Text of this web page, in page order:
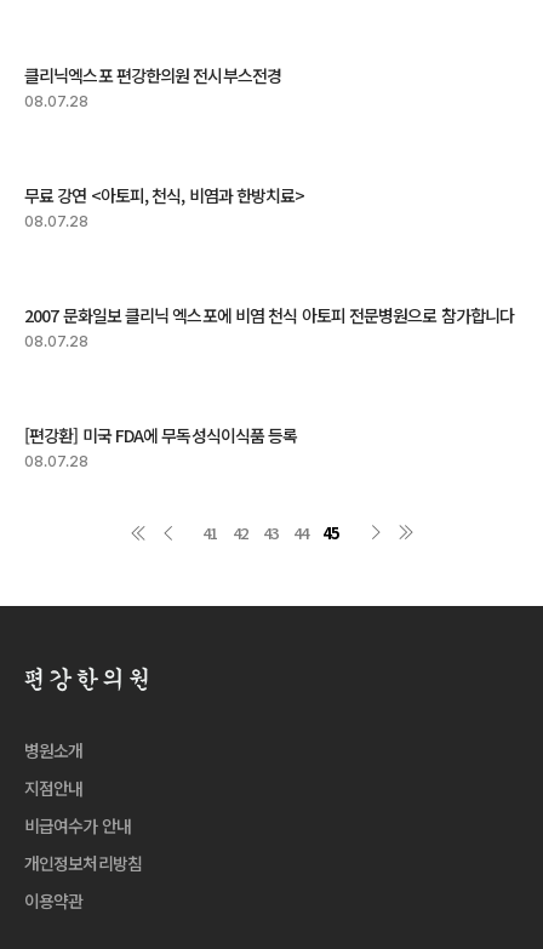
클리닉엑스포 편강한의원 전시부스전경
08.07.28
무료 강연 <아토피, 천식, 비염과 한방치료>
08.07.28
2007 문화일보 클리닉 엑스포에 비염 천식 아토피 전문병원으로 참가합니다
08.07.28
[편강환] 미국 FDA에 무독성식이식품 등록
08.07.28
41 42 43 44 45
병원소개
지점안내
비급여수가 안내
개인정보처리방침
이용약관